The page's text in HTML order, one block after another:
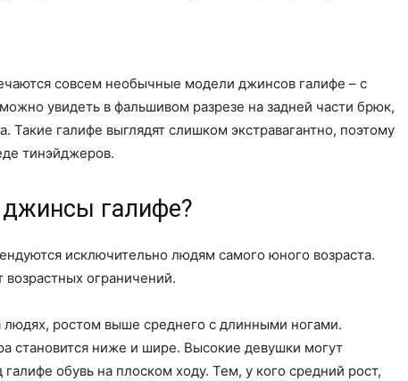
совсем необычные модели джинсов галифе – с
увидеть в фальшивом разрезе на задней части брюк,
Такие галифе выглядят слишком экстравагантно, поэтому
тинэйджеров.
галифе?
исключительно людям самого юного возраста.
ограничений.
людях, ростом выше среднего с длинными ногами.
становится ниже и шире. Высокие девушки могут
галифе обувь на плоском ходу. Тем, у кого средний рост,